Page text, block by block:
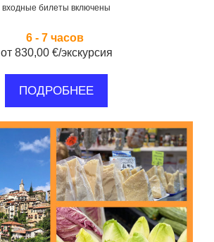
входные билеты включены
6 - 7 часов
от 830,00 €/экскурсия
ПОДРОБНЕЕ